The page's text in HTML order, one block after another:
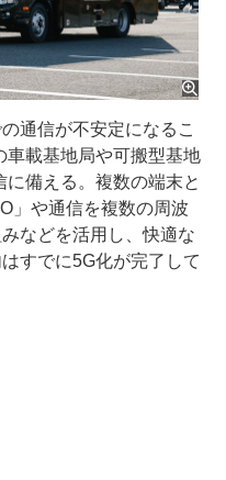
通信が不安定になるこ
車載基地局や可搬型基地
備える。複数の端末と
」や通信を複数の周波
などを活用し、快適な
すでに5G化が完了して